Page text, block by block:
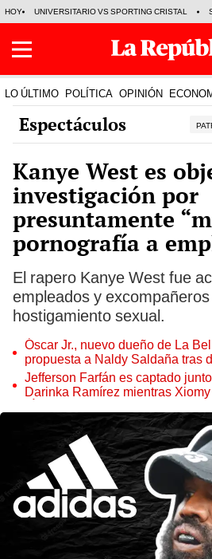
HOY UNIVERSITARIO VS SPORTING CRISTAL
LO ÚLTIMO POLÍTICA OPINIÓN
Espectáculos
Kanye West es
investigación por
presuntamente
pornografía a
El rapero Kanye West fue
empleados y
hostigamiento sexual.
Óscar Jr., nuevo dueño de La
propuesta a Naldy Saldaña tras
tocamientos
Jefferson Farfán es captado
Darinka Ramírez mientras